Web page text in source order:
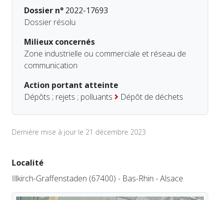
Dossier n° 2022-17693
Dossier résolu
Milieux concernés
Zone industrielle ou commerciale et réseau de
communication
Action portant atteinte
Dépôts ; rejets ; polluants
Dépôt de déchets
Dernière mise à jour le 21 décembre 2023
Localité
Illkirch-Graffenstaden (67400) - Bas-Rhin - Alsace